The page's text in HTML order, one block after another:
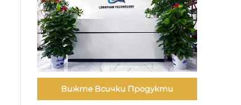
Вижте Всички Продукти